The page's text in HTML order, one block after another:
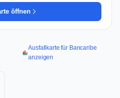
öffnen
Ausfallkarte für Bancaribe
anzeigen